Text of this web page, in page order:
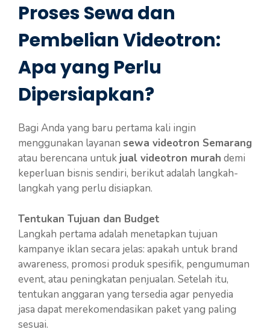
Proses Sewa dan
Pembelian Videotron:
Apa yang Perlu
Dipersiapkan?
Bagi Anda yang baru pertama kali ingin
menggunakan layanan sewa videotron Semarang
atau berencana untuk jual videotron murah demi
keperluan bisnis sendiri, berikut adalah langkah-
langkah yang perlu disiapkan.
Tentukan Tujuan dan Budget
Langkah pertama adalah menetapkan tujuan
kampanye iklan secara jelas: apakah untuk brand
awareness, promosi produk spesifik, pengumuman
event, atau peningkatan penjualan. Setelah itu,
tentukan anggaran yang tersedia agar penyedia
jasa dapat merekomendasikan paket yang paling
sesuai.